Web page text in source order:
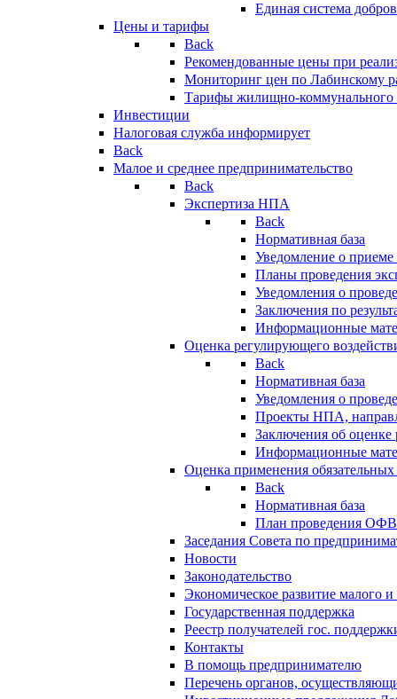
Единая система
Цены и тарифы
Back
Рекомендованные цены при
Мониторинг цен по Лабинскому
Тарифы жилищно-коммунального
Инвестиции
Налоговая служба информирует
Back
Малое и среднее предпринимательство
Back
Экспертиза НПА
Back
Нормативная база
Уведомление о
Планы проведения
Уведомления о
Заключения по
Информационные
Оценка регулирующего
Back
Нормативная база
Уведомления о
Проекты НПА,
Заключения об
Информационные
Оценка применения
Back
Нормативная база
План проведения
Заседания Совета по
Новости
Законодательство
Экономическое развитие малого и
Государственная поддержка
Реестр получателей гос.
Контакты
В помощь предпринимателю
Перечень органов,